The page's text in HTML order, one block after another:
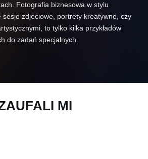
Fotografia biznesowa w stylu
sesje zdjeciowe, portrety kreatywne, czy
to tylko kilka przykładów
do zadań specjalnych.
MI